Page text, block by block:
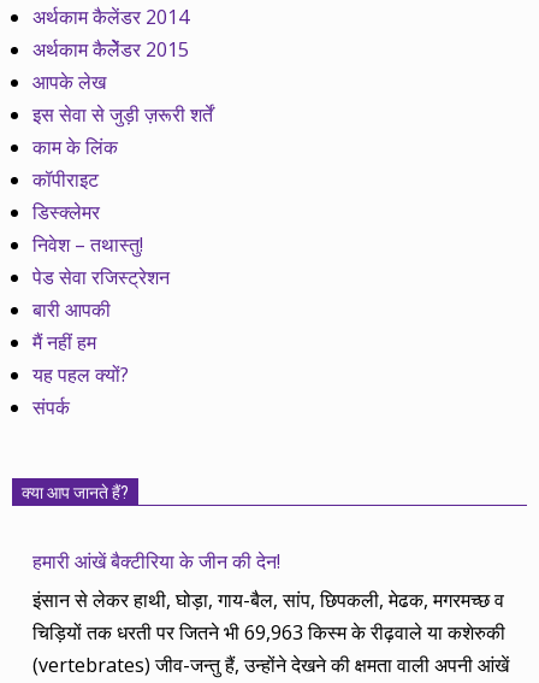
अर्थकाम कैलेंडर 2014
अर्थकाम कैलेेंडर 2015
आपके लेख
इस सेवा से जुड़ी ज़रूरी शर्तें
काम के लिंक
कॉपीराइट
डिस्क्लेमर
निवेश – तथास्तु!
पेड सेवा रजिस्ट्रेशन
बारी आपकी
मैं नहीं हम
यह पहल क्यों?
संपर्क
क्या आप जानते हैं?
हमारी आंखें बैक्टीरिया के जीन की देन!
इंसान से लेकर हाथी, घोड़ा, गाय-बैल, सांप, छिपकली, मेढक, मगरमच्छ व
चिड़ियों तक धरती पर जितने भी 69,963 किस्म के रीढ़वाले या कशेरुकी
(vertebrates) जीव-जन्तु हैं, उन्होंने देखने की क्षमता वाली अपनी आंखें